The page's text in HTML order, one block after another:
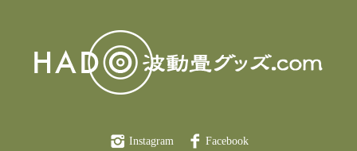
Instagram Facebook